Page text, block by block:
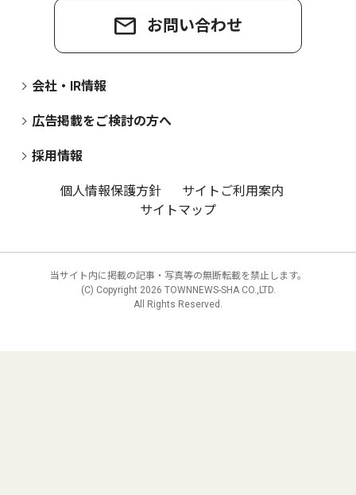
お問い合わせ
会社・IR情報
広告掲載をご検討の方へ
採用情報
個人情報保護方針
サイトご利用案内
サイトマップ
当サイト内に掲載の記事・写真等の無断転載を禁止します。
(C) Copyright 2026 TOWNNEWS-SHA CO.,LTD.
All Rights Reserved.